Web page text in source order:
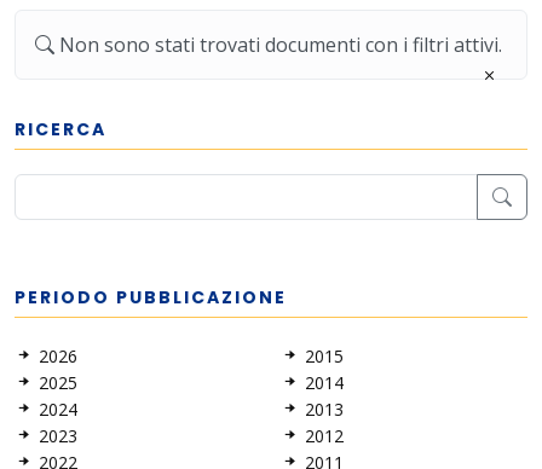
Non sono stati trovati documenti con i filtri attivi.
RICERCA
PERIODO PUBBLICAZIONE
2026
2025
2024
2023
2022
2015
2014
2013
2012
2011